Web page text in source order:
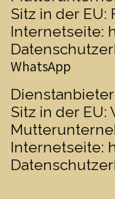
Sitz in der EU:
Internetseite:
WhatsApp
Sitz in der EU:
Internetseite: